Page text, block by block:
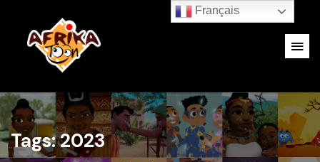
Tags: 2023
Français